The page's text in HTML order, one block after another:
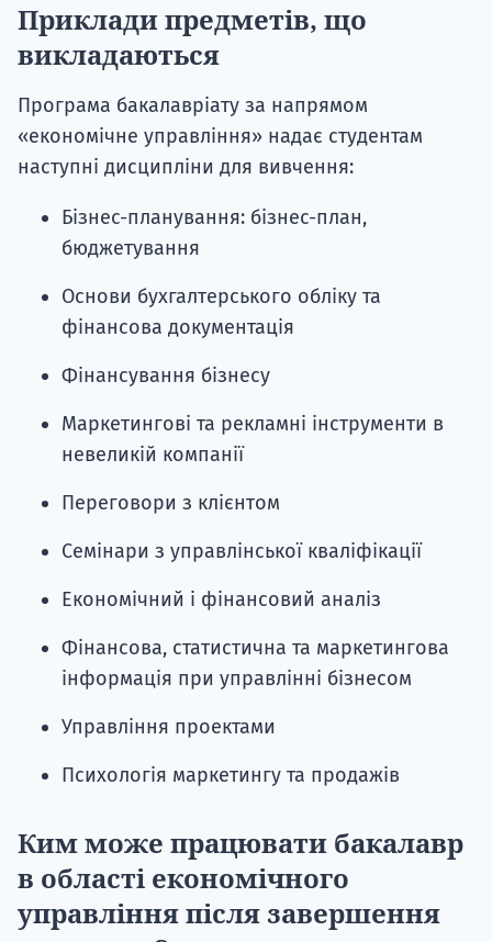
Приклади предметів, що
викладаються
Програма бакалавріату за напрямом
«економічне управління» надає студентам
наступні дисципліни для вивчення:
Бізнес-планування: бізнес-план,
бюджетування
Основи бухгалтерського обліку та
фінансова документація
Фінансування бізнесу
Маркетингові та рекламні інструменти в
невеликій компанії
Переговори з клієнтом
Семінари з управлінської кваліфікації
Економічний і фінансовий аналіз
Фінансова, статистична та маркетингова
інформація при управлінні бізнесом
Управління проектами
Психологія маркетингу та продажів
Ким може працювати бакалавр
в області економічного
управління після завершення